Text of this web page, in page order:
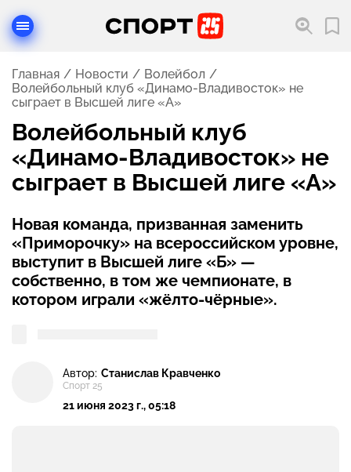
Главная Новости
Волейбол
Волейбольный клуб «Динамо-Владивосток» не
сыграет в Высшей лиге «А»
Волейбольный клуб
«Динамо-Владивосток» не
сыграет в Высшей лиге «А»
Новая команда, призванная заменить
«Приморочку» на всероссийском уровне,
выступит в Высшей лиге «Б» —
собственно, в том же чемпионате, в
котором играли «жёлто-чёрные».
Автор: Станислав Кравченко
Спорт 25
21 июня 2023 г., 05:18